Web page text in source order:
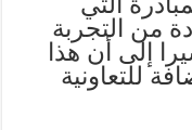
من التجربة
إلى أن هذا
للتعاونية